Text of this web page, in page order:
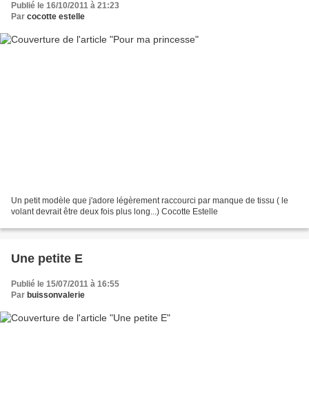
Publié le 16/10/2011 à 21:23
Par cocotte estelle
Un petit modèle que j'adore légèrement raccourci par manque de tissu ( le
volant devrait être deux fois plus long...) Cocotte Estelle
Une petite E
Publié le 15/07/2011 à 16:55
Par buissonvalerie